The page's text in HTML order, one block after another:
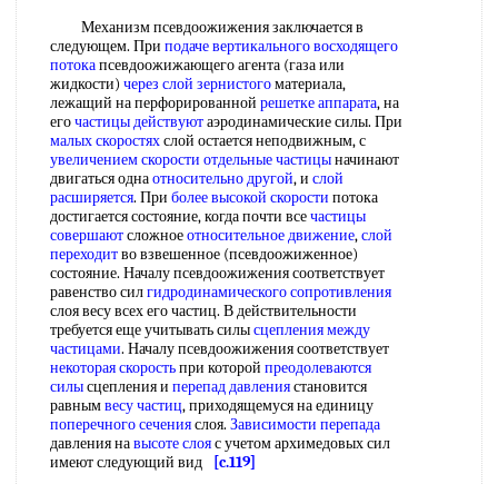
Механизм псевдоожижения заключается в
следующем. При подаче вертикальноговосходящего
потокапсевдоожижающего агента (газа или
жидкости) через слой зернистогоматериала,
лежащий на перфорированной решетке аппарата, на
егочастицы действуютаэродинамические силы. При
малых скоростяхслой остается неподвижным, с
увеличением скорости отдельные частицыначинают
двигаться однаотносительно другой, и слой
расширяется. При более высокой скорости потока
достигается состояние, когда почти всечастицы
совершаютсложноеотносительное движение,слой
переходитво взвешенное (псевдоожиженное)
состояние. Началу псевдоожижения соответствует
равенство силгидродинамического сопротивления
слоя весу всех его частиц. В действительности
требуется еще учитывать силысцепления между
частицами. Началу псевдоожижения соответствует
некоторая скоростьпри которой преодолеваются
силысцепления и перепад давлениястановится
равнымвесу частиц, приходящемуся на единицу
поперечного сеченияслоя. Зависимости перепада
давления навысоте слояс учетом архимедовых сил
имеют следующий вид
[c.119]